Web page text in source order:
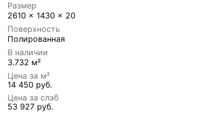
Размер
2610 x 1430 x 20
Поверхность
Полированная
В наличии
3.732 м²
Цена за м²
14 450 руб.
Цена за слэб
53 927 руб.